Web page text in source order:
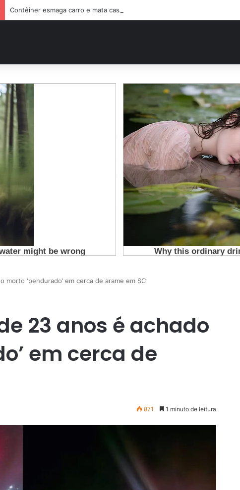
Contêiner esmaga carro e mata casal na BR-470; filho sobreviveu…Ver mais
‘pendurado’ em cerca de arame em SC
23 anos é achado
em cerca de
871 1 minuto de leitura